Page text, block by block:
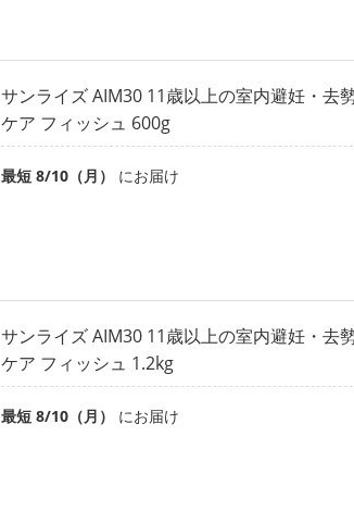
サンライズ AIM30 11歳以上の室内避妊・去
ケア フィッシュ 600g
最短 8/10（月） にお届け
サンライズ AIM30 11歳以上の室内避妊・去
ケア フィッシュ 1.2kg
最短 8/10（月） にお届け